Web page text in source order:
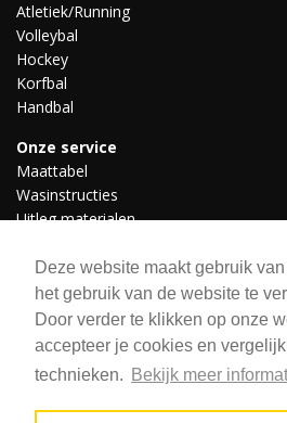
Deze website maakt gebruik
het gebruik van de website te
Door verder te klikken op onze
accepteer je cookies en
technieken.
Bekijk meer
Atletiek/Running
Volleybal
Hockey
Korfbal
Handbal
Onze service
Maattabel
Wasinstructies
Uitleg materialen
Downloads
Volg ons